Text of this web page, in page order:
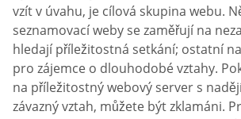
vzít v úvahu, je cílová skupina webu.
seznamovací weby se zaměřují na
hledají příležitostná setkání; ostatní
pro zájemce o dlouhodobé vztahy.
na příležitostný webový server s
závazný vztah, můžete být zklamáni.